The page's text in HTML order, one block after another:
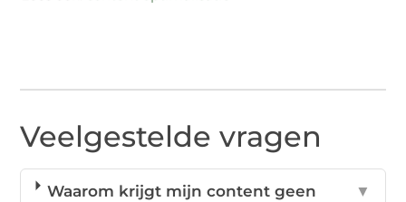
Veelgestelde vragen
Waarom krijgt mijn content geen
▼